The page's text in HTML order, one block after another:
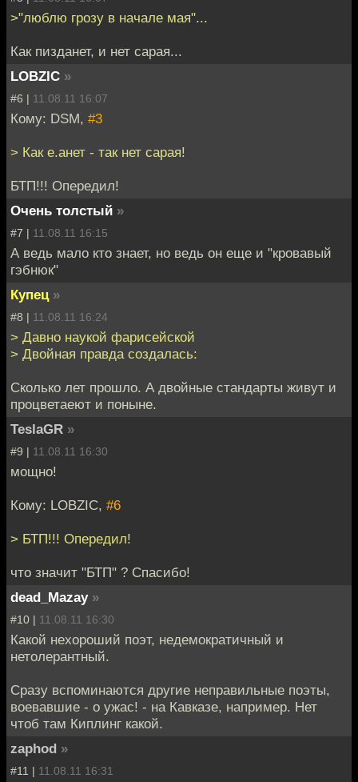
>"люблю грозу в начале мая"...
Как пизданет, и нет сарая...
LOBZIC »
#6 | 11.08.11 16:07
Кому: DSM, #3
> Как е.анет - так нет сарая!
БТП!!! Опередил!
Очень толстый »
#7 | 11.08.11 16:15
А ведь мало кто знает, но ведь он еще и "кровавый
гэбнюк"
Купец »
#8 | 11.08.11 16:24
> Давно наукой фарисейской
> Двойная правда создалась:
Сколько лет прошло. А двойные стандарты живут и
процветаеют и поныне.
TeslaGR »
#9 | 11.08.11 16:30
мощно!
Кому: LOBZIC, #6
> БТП!!! Опередил!
что значит "БТП" ? Спасибо!
dead_Mazay »
#10 | 11.08.11 16:30
Какой нехороший поэт, недемократичный и
нетолерантный.
Сразу вспоминаются другие неправильные поэты,
воевавшие - о ужас! - на Кавказе, например. Нет
чтоб там Киплинг какой.
zaphod »
#11 | 11.08.11 16:31